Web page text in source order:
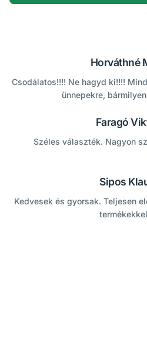
Horváthné
Csodálatos!!!! Ne hagyd ki!!!!
ünnepekre,
Faragó
Széles választék. Nagyon
Sipos
Kedvesek és gyorsak. Teljesen